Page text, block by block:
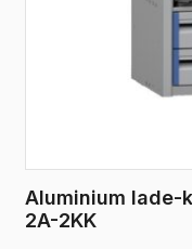
Aluminium lade-
2A-2KK